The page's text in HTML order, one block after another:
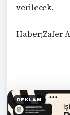
verilecek.
Haber;Zafer
REKLAM